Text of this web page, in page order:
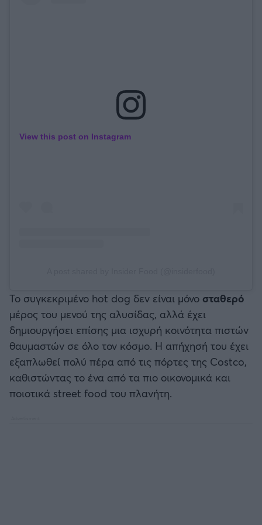
View this post on Instagram
Το συγκεκριμένο hot dog δεν είναι μόνο σταθερό
μέρος του μενού της αλυσίδας, αλλά έχει
δημιουργήσει επίσης μια ισχυρή κοινότητα πιστών
θαυμαστών σε όλο τον κόσμο. Η απήχησή του έχει
εξαπλωθεί πολύ πέρα από τις πόρτες της Costco,
καθιστώντας το ένα από τα πιο οικονομικά και
ποιοτικά street food του πλανήτη.